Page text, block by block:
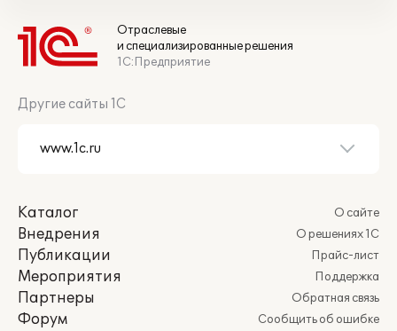
Отраслевые
и специализированные решения
1С:Предприятие
Другие сайты 1С
Каталог
Внедрения
Публикации
Мероприятия
Партнеры
Форум
О сайте
О решениях 1С
Прайс-лист
Поддержка
Обратная связь
Сообщить об ошибке